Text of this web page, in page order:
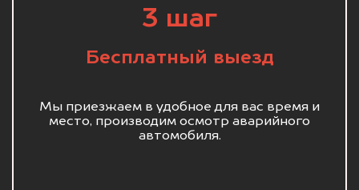
3 шаг
Бесплатный выезд
Мы приезжаем в удобное для вас время и
место, производим осмотр аварийного
автомобиля.